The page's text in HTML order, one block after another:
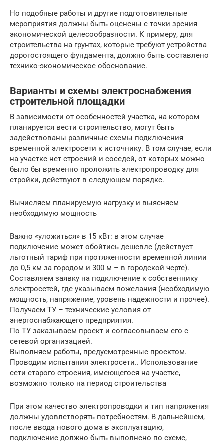
Но подобные работы и другие подготовительные
мероприятия должны быть оценены с точки зрения
экономической целесообразности. К примеру, для
строительства на грунтах, которые требуют устройства
дорогостоящего фундамента, должно быть составлено
технико-экономическое обоснование.
Варианты и схемы электроснабжения
строительной площадки
В зависимости от особенностей участка, на котором
планируется вести строительство, могут быть
задействованы различные схемы подключения
временной электросети к источнику. В том случае, если
на участке нет строений и соседей, от которых можно
было бы временно проложить электропроводку для
стройки, действуют в следующем порядке.
Вычисляем планируемую нагрузку и выясняем
необходимую мощность
Важно «уложиться» в 15 кВт: в этом случае
подключение может обойтись дешевле (действует
льготный тариф при протяженности временной линии
до 0,5 км за городом и 300 м – в городской черте).
Составляем заявку на подключение к собственнику
электросетей, где указываем пожелания (необходимую
мощность, напряжение, уровень надежности и прочее).
Получаем ТУ – технические условия от
энергоснабжающего предприятия.
По ТУ заказываем проект и согласовываем его с
сетевой организацией.
Выполняем работы, предусмотренные проектом.
Проводим испытания электросети.. Использование
сети старого строения, имеющегося на участке,
возможно только на период строительства
При этом качество электропроводки и тип напряжения
должны удовлетворять потребностям. В дальнейшем,
после ввода нового дома в эксплуатацию,
подключение должно быть выполнено по схеме,